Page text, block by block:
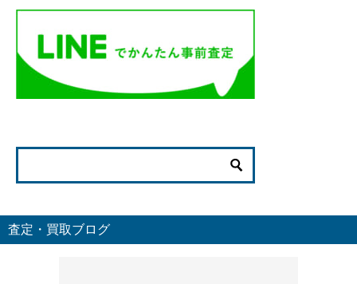
査定・買取ブログ